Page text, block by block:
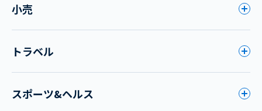
小売
トラベル
スポーツ&ヘルス